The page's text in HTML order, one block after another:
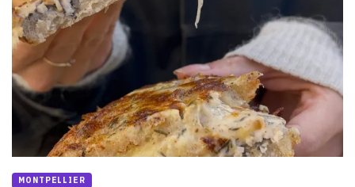
MONTPELLIER